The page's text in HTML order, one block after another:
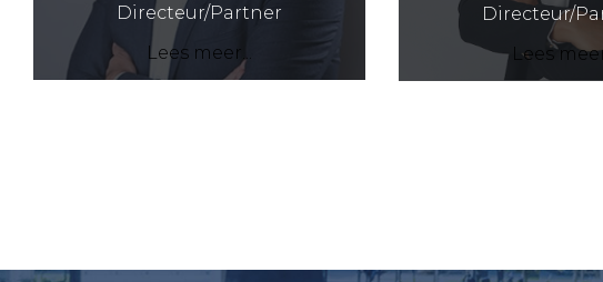
Directeur/Partner
Lees meer...
Directeur/
Lees